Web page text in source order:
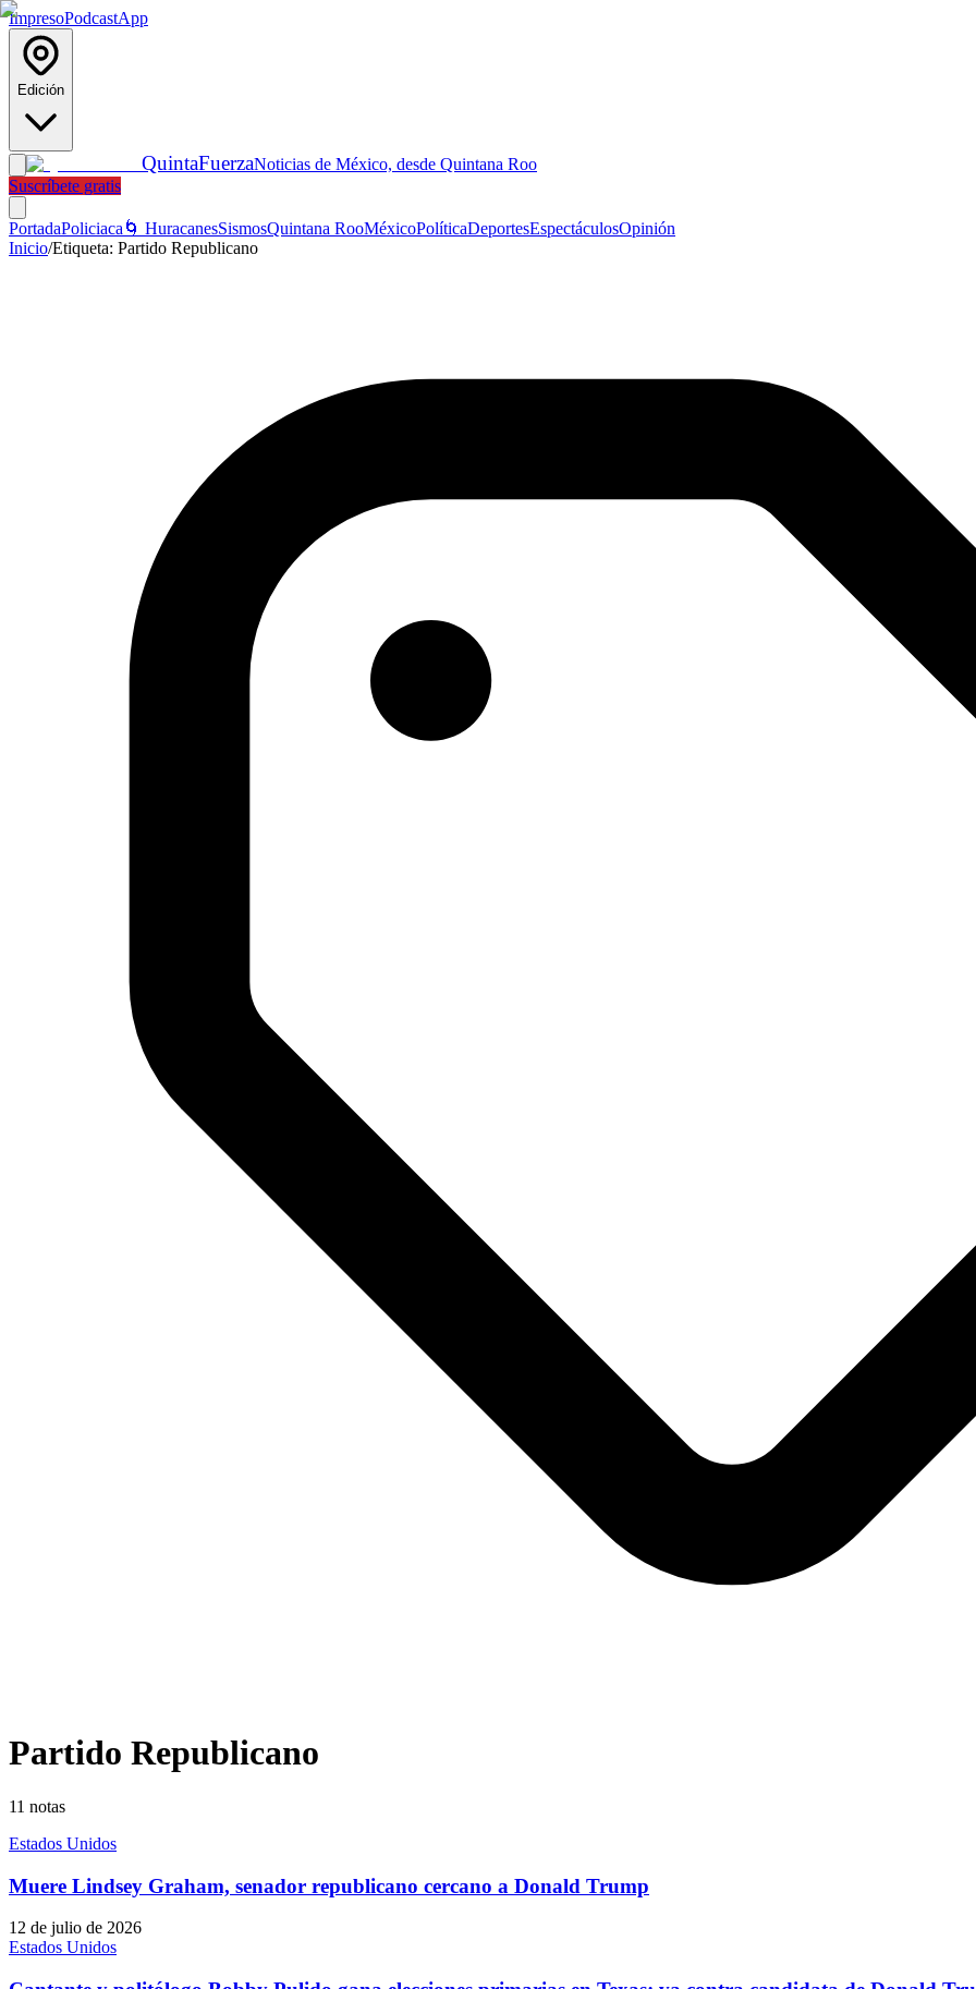
ImpresoPodcastApp
Edición
QuintaFuerzaNoticias de México, desde Quintana Roo
Suscríbete gratis
PortadaPoliciaca 🌀 HuracanesSismosQuintana RooMéxicoPolíticaDeportesEspectáculosOpinión
Inicio/Etiqueta: Partido Republicano
Partido Republicano
11 notas
Estados Unidos
Muere Lindsey Graham, senador republicano cercano a Donald Trump
12 de julio de 2026
Estados Unidos